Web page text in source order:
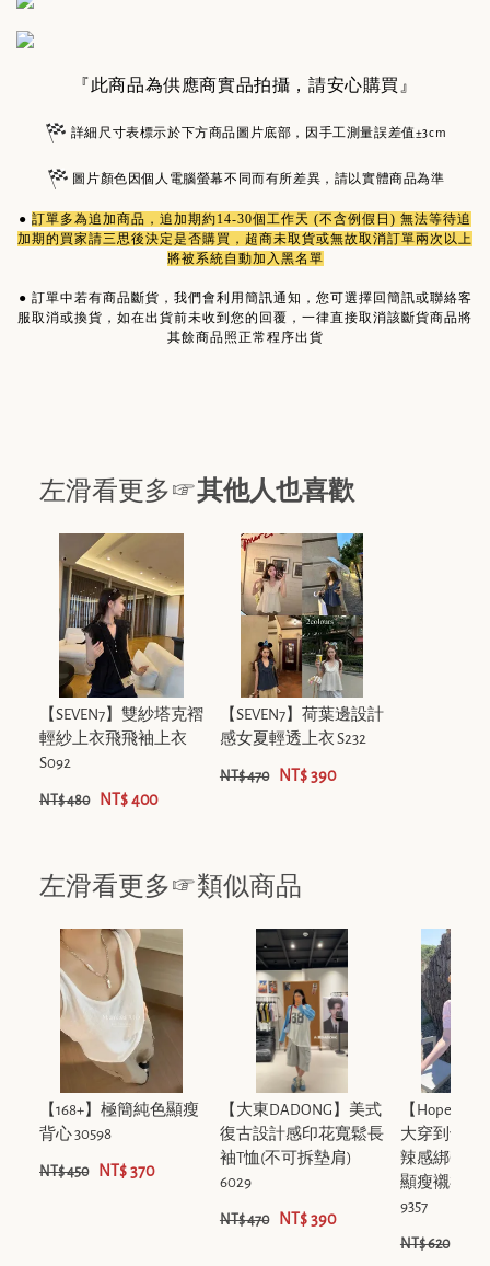
『此商品為供應商實品拍攝，請安心購買』
詳細尺寸表標示於下方商品圖片底部，因手工測量誤差值±3cm
圖片顏色因個人電腦螢幕不同而有所差異，請以實體商品為準
● 訂單多為追加商品 ，追加期約14-30個工作天 (不含例假日) 無法等待追
加期的買家請三思後決定是否購買，超商未取貨或無故取消訂單兩次以上
將被系統自動加入黑名單
● 訂單中若有商品斷貨，我們會利用簡訊通知，您可選擇回簡訊或聯絡客
服取消或換貨，如在出貨前未收到您的回覆，一律直接取消該斷貨商品將
其餘商品照正常程序出貨
左滑看更多☞其他人也喜歡
【SEVEN7】雙紗塔克褶
輕紗上衣飛飛袖上衣
S092
NT$ 480 NT$ 400
【SEVEN7】荷葉邊設計
感女夏輕透上衣 S232
NT$ 470 NT$ 390
左滑看更多☞類似商品
【168+】極簡純色顯瘦
背心 30598
NT$ 450 NT$ 370
【大東DADONG】美式
復古設計感印花寬鬆長
袖T恤(不可拆墊肩)
6029
NT$ 470 NT$ 390
【Hope大
大穿到
辣感綁帶收
顯瘦襯衫(
9357
NT$ 620